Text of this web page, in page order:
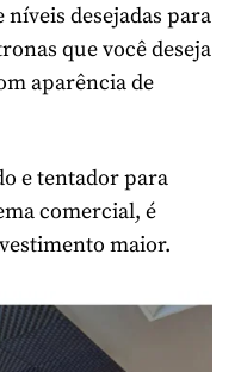
desejadas para
que você deseja
aparência de
e tentador para
comercial, é
maior.